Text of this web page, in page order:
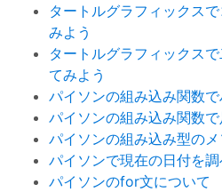
タートルグラフィックス
みよう
タートルグラフィックス
てみよう
パイソンの組み込み関数で
パイソンの組み込み関数
パイソンの組み込み型の
パイソンで現在の日付を調
パイソンのfor文について